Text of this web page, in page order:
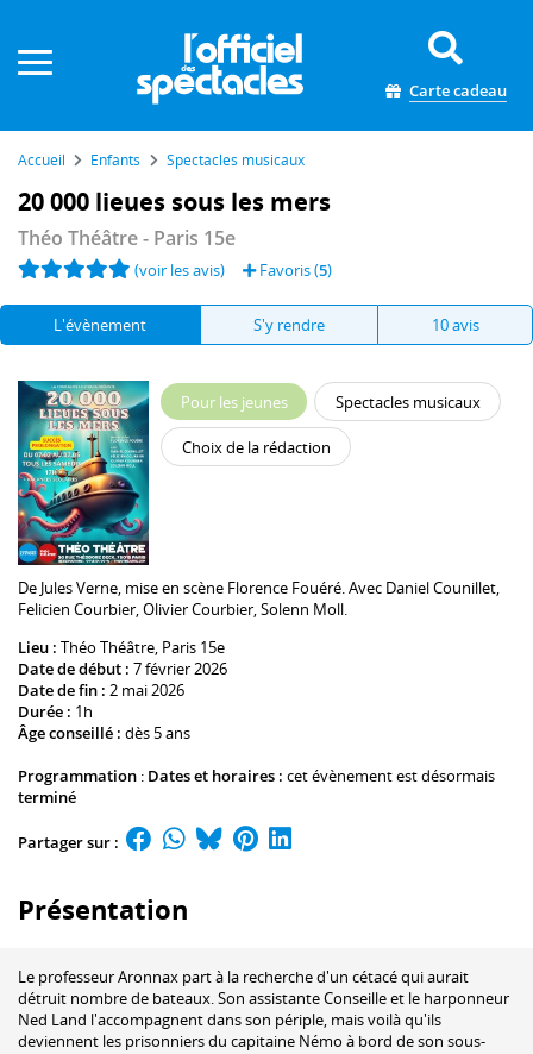
Carte cadeau
Accueil Enfants Spectacles musicaux
20 000 lieues sous les mers
Théo Théâtre- Paris 15e
(voir les avis) Favoris (5)
L'évènement S'y rendre 10 avis
Pour les jeunes Spectacles musicaux
Choix de la rédaction
De Jules Verne, mise en scène Florence Fouéré. Avec Daniel Counillet,
Felicien Courbier,Olivier Courbier,Solenn Moll.
Lieu : Théo Théâtre, Paris 15e
Date de début : 7 février 2026
Date de fin : 2 mai 2026
Durée : 1h
Âge conseillé : dès 5 ans
Programmation : Dates et horaires : cet évènement est désormais
terminé
Partager sur :
Présentation
Le professeur Aronnax part à la recherche d'un cétacé qui aurait
détruit nombre de bateaux. Son assistante Conseille et le harponneur
Ned Land l'accompagnent dans son périple, mais voilà qu'ils
deviennent les prisonniers du capitaine Némo à bord de son sous-